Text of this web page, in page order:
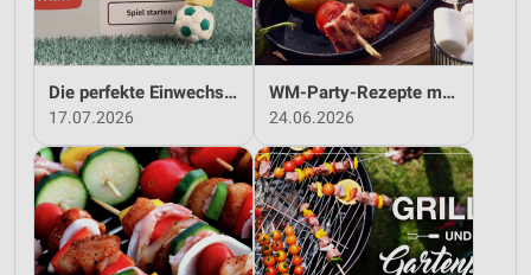
Die perfekte Einwechslung: Dein Fan-Bonus!*
17.07.2026
WM-Party-Rezepte mit REWE!
24.06.2026